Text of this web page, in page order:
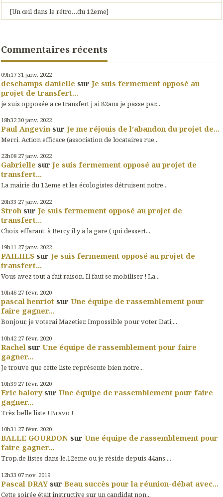
[Un œil dans le rétro…du 12eme]
Commentaires récents
09h17 31 janv. 2022
deschamps danielle sur Je suis fermement opposé au
projet de transfert...
je suis opposée a ce transfert j ai 82ans je passe par...
18h32 30 janv. 2022
Paul Angevin sur Je me réjouis de l’abandon du projet de...
Merci. Action efficace (association de locataires rue...
22h08 27 janv. 2022
Gabrielle sur Je suis fermement opposé au projet de
transfert...
La mairie du 12eme et les écologistes détruisent notre...
20h33 27 janv. 2022
Stroh sur Je suis fermement opposé au projet de
transfert...
Choix effarant: à Bercy il y a la gare ( qui dessert...
19h11 27 janv. 2022
PAILHES sur Je suis fermement opposé au projet de
transfert...
Vous avez tout a fait raison. Il faut se mobiliser ! La...
10h46 27 févr. 2020
pascal henriot sur Une équipe de rassemblement pour
faire gagner...
Bonjour, je voterai Mazetier. Impossible pour voter Dati,...
10h42 27 févr. 2020
Rachel sur Une équipe de rassemblement pour faire
gagner...
Je trouve que cette liste représente bien notre...
10h39 27 févr. 2020
Eric balorysur Une équipe de rassemblement pour faire
gagner...
Très belle liste ! Bravo !
10h31 27 févr. 2020
BALLE GOURDON sur Une équipe de rassemblement pour
faire gagner...
Trop.de listes dans le.12eme ou je réside depuis.44ans....
12h33 07 nov. 2019
Pascal DRAYsur Beau succès pour la réunion-débat avec...
Cette soirée était instructive sur un candidat non...